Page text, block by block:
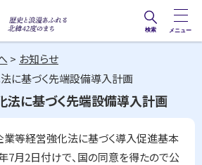
歴史と
浪漫あ
ふれる
北緯42
度のま
ち
検索 メニュー
お知らせ
に基づく先端設備導入計画
法に基づく先端設備導入計画
等経営強化法に基づく導入促進基本
7月2日付けで、国の同意を得たので公